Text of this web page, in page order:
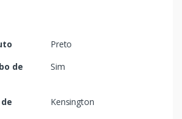
Preto
de
Sim
Kensington